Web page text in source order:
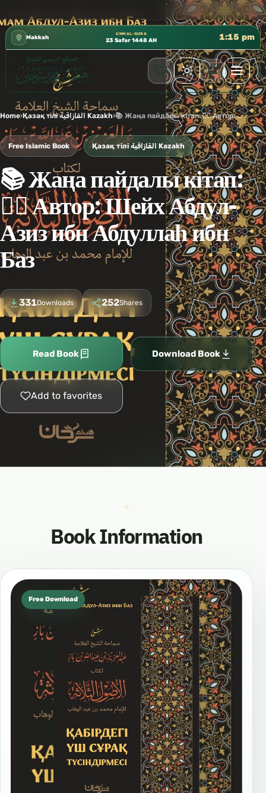
Makkah
UMM AL-QURA
23 Safar 1448 AH 1:15 pm
Home› Қазақ тілі القازاقية Kazakh› 📚 Жаңа пайдалы кітап: ✍🏼 Автор: Шейх Абдул-Азиз ибн Абдуллаһ ибн Баз
Free Islamic Book Қазақ тілі القازاقية Kazakh
📚 Жаңа пайдалы кітап:
✍🏼 Автор: Шейх Абдул-
Азиз ибн Абдуллаһ ибн
Баз
331Downloads 252Shares
Read Book Download Book
Add to favorites
Book Information
Free Download